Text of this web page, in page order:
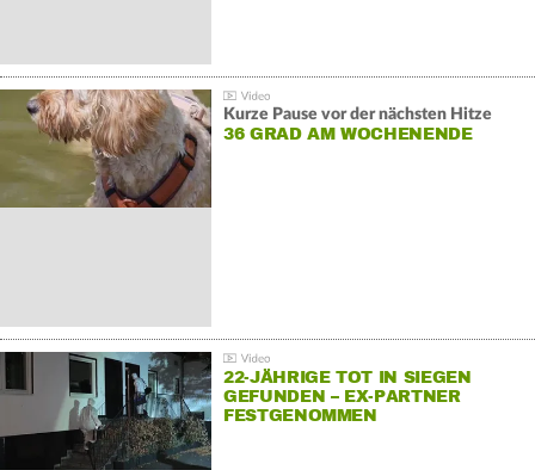
Kurze Pause vor der nächsten Hitze
36 GRAD AM WOCHENENDE
22-JÄHRIGE TOT IN SIEGEN
GEFUNDEN – EX-PARTNER
FESTGENOMMEN